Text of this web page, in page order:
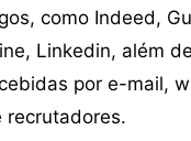
como Indeed,
Linkedin, além de
por e-mail,
recrutadores.